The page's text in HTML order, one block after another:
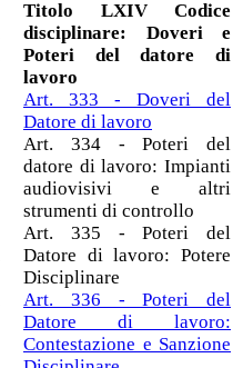
Titolo LXIV Codice
disciplinare: Doveri e
Poteri del datore di
lavoro
Art. 333 - Doveri del
Datore di lavoro
Art. 334 - Poteri del
datore di lavoro: Impianti
audiovisivi e altri
strumenti di controllo
Art. 335 - Poteri del
Datore di lavoro: Potere
Disciplinare
Art. 336 - Poteri del
Datore di lavoro:
Contestazione e Sanzione